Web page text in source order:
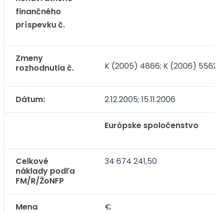
finančného
príspevku č.
Zmeny
rozhodnutia č.
K (2005) 4866; K (2006) 5562
Dátum: 2.12.2005; 15.11.2006
Európske spoločenstvo
Celkové
náklady podľa
FM/R/ŽoNFP
34 674 241,50
Mena €